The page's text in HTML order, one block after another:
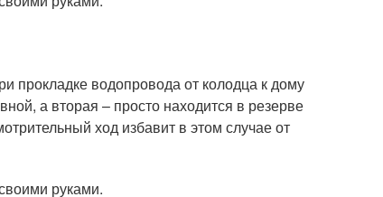
прокладке водопровода от колодца к дому
а вторая – просто находится в резерве
ход избавит в этом случае от